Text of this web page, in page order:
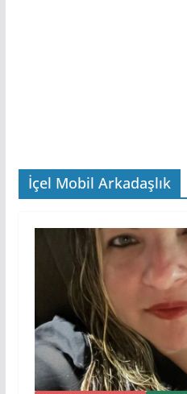
İçel Mobil Arkadaşlık